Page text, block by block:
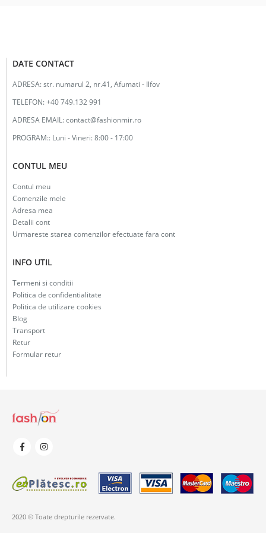
DATE CONTACT
ADRESA:str. numarul 2, nr.41, Afumati - Ilfov
TELEFON:+40 749.132 991
ADRESA EMAIL:contact@fashionmir.ro
PROGRAM:: Luni - Vineri: 8:00 - 17:00
CONTUL MEU
Contul meu
Comenzile mele
Adresa mea
Detalii cont
Urmareste starea comenzilor efectuate fara cont
INFO UTIL
Termeni si conditii
Politica de confidentialitate
Politica de utilizare cookies
Blog
Transport
Retur
Formular retur
2020 © Toate drepturile rezervate.